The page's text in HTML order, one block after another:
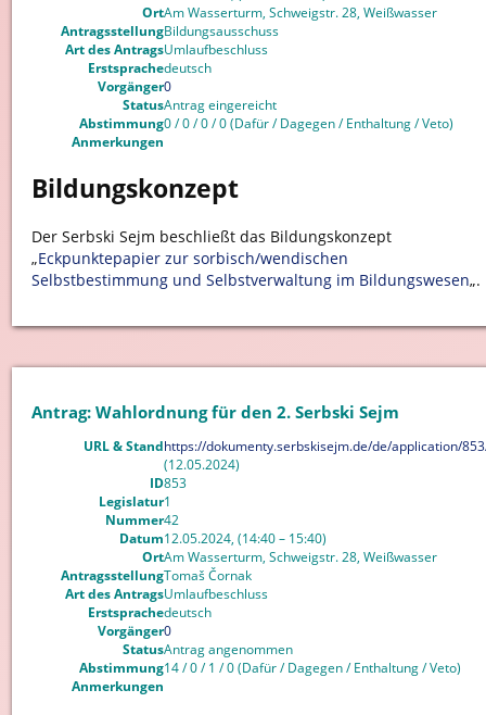
OrtAm Wasserturm, Schweigstr. 28, Weißwasser
AntragsstellungBildungsausschuss
Art des AntragsUmlaufbeschluss
Erstsprachedeutsch
Vorgänger0
StatusAntrag eingereicht
Abstimmung0 / 0 / 0 / 0 (Dafür / Dagegen / Enthaltung / Veto)
Anmerkungen
Bildungskonzept
Der Serbski Sejm beschließt das Bildungskonzept
„Eckpunktepapier zur sorbisch/wendischen
Selbstbestimmung und Selbstverwaltung im Bildungswesen„.
Antrag: Wahlordnung für den 2. Serbski Sejm
URL & Standhttps://dokumenty.serbskisejm.de/de/application/
(12.05.2024)
ID853
Legislatur1
Nummer42
Datum12.05.2024, (14:40 – 15:40)
OrtAm Wasserturm, Schweigstr. 28, Weißwasser
AntragsstellungTomaš Čornak
Art des AntragsUmlaufbeschluss
Erstsprachedeutsch
Vorgänger0
StatusAntrag angenommen
Abstimmung14 / 0 / 1 / 0 (Dafür / Dagegen / Enthaltung / Veto)
Anmerkungen